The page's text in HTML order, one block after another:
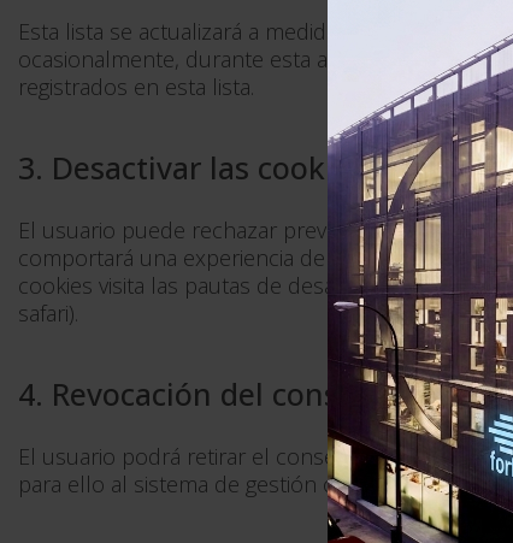
Esta lista se actualizará a medida que vayan
ocasionalmente, durante esta actualización
registrados en esta lista.
3. Desactivar las cookies
El usuario puede rechazar previamente la
comportará una experiencia de navegación
cookies visita las pautas de desactivación de
safari).
4. Revocación del consentimiento
El usuario podrá retirar el consentimiento
para ello al sistema de gestión o configuración de